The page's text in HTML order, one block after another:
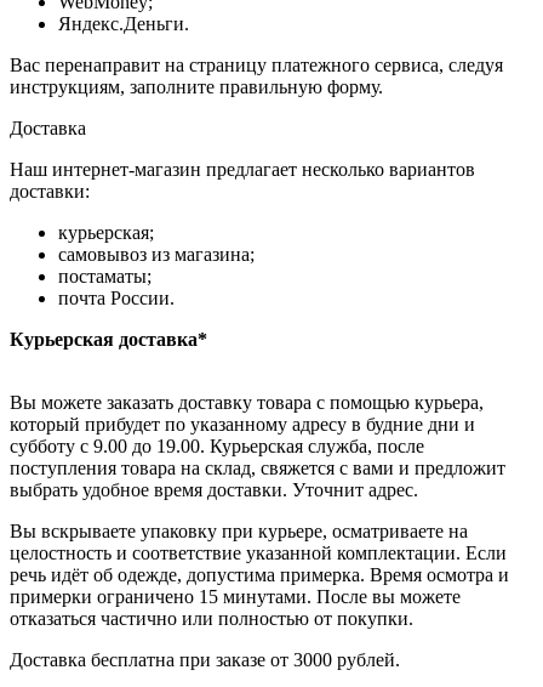
Яндекс.Деньги.
Вас перенаправит на страницу платежного сервиса, следуя
инструкциям, заполните правильную форму.
Доставка
Наш интернет-магазин предлагает несколько вариантов
доставки:
курьерская;
самовывоз из магазина;
постаматы;
почта России.
Курьерская доставка*
Вы можете заказать доставку товара с помощью курьера,
который прибудет по указанному адресу в будние дни и
субботу с 9.00 до 19.00. Курьерская служба, после
поступления товара на склад, свяжется с вами и предложит
выбрать удобное время доставки. Уточнит адрес.
Вы вскрываете упаковку при курьере, осматриваете на
целостность и соответствие указанной комплектации. Если
речь идёт об одежде, допустима примерка. Время осмотра и
примерки ограничено 15 минутами. После вы можете
отказаться частично или полностью от покупки.
Доставка бесплатна при заказе от 3000 рублей.